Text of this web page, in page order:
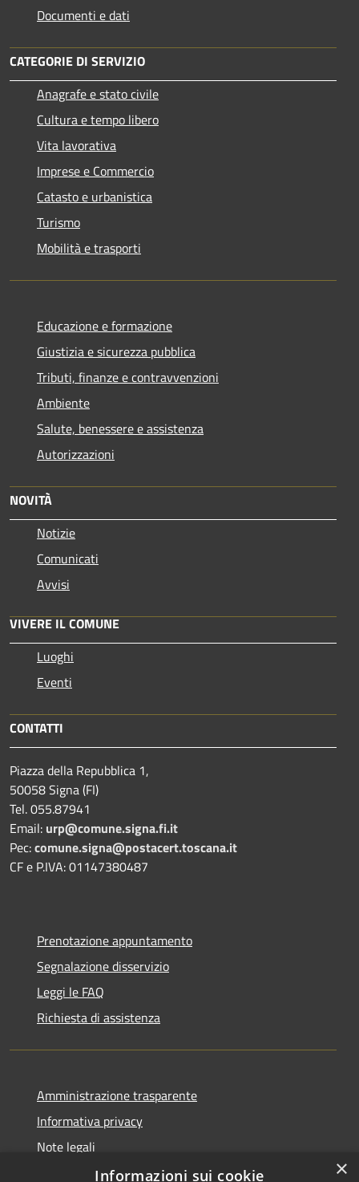
Documenti e dati
CATEGORIE DI SERVIZIO
Anagrafe e stato civile
Cultura e tempo libero
Vita lavorativa
Imprese e Commercio
Catasto e urbanistica
Turismo
Mobilità e trasporti
Educazione e formazione
Giustizia e sicurezza pubblica
Tributi, finanze e contravvenzioni
Ambiente
Salute, benessere e assistenza
Autorizzazioni
NOVITÀ
Notizie
Comunicati
Avvisi
VIVERE IL COMUNE
Luoghi
Eventi
CONTATTI
Piazza della Repubblica 1,
50058 Signa (FI)
Tel. 055.87941
Email: urp@comune.signa.fi.it
Pec:comune.signa@postacert.toscana.it
CF e P.IVA: 01147380487
Prenotazione appuntamento
Segnalazione disservizio
Leggi le FAQ
Richiesta di assistenza
Amministrazione trasparente
Informativa privacy
Note legali
Dichiarazione di accessibilità
×
Informazioni sui cookie